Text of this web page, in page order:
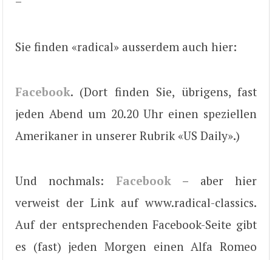
Sie finden «radical» ausserdem auch hier:
Facebook. (Dort finden Sie, übrigens, fast
jeden Abend um 20.20 Uhr einen speziellen
Amerikaner in unserer Rubrik «US Daily».)
Und nochmals: Facebook– aber hier
verweist der Link auf www.radical-classics.
Auf der entsprechenden Facebook-Seite gibt
es (fast) jeden Morgen einen Alfa Romeo